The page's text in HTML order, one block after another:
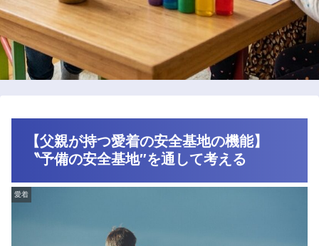
【父親が持つ愛着の安全基地の機能】
〝予備の安全基地″を通して考える
愛着